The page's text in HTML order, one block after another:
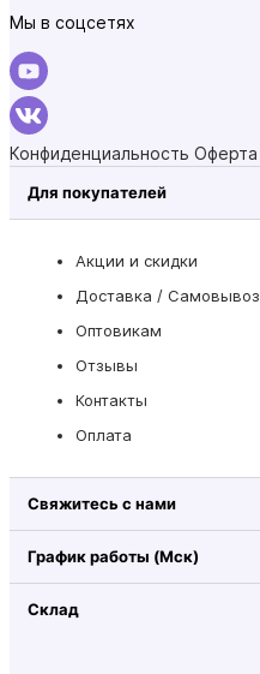
Мы в соцсетях
Конфиденциальность Оферта
Для покупателей
Акции и скидки
Доставка / Самовывоз
Оптовикам
Отзывы
Контакты
Оплата
Свяжитесь с нами
График работы (Мск)
Склад